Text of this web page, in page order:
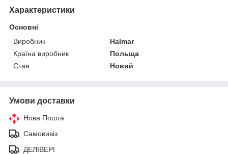
Характеристики
Основні
Виробник
Halmar
Країна виробник
Польща
Стан
Новий
Умови доставки
Нова Пошта
Самовивіз
ДЕЛІВЕРІ